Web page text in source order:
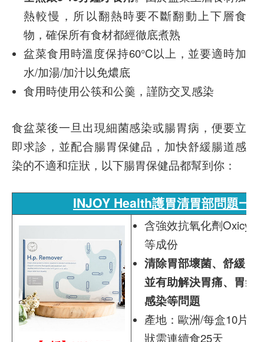
熱較慢，所以翻熱時要不斷翻動上下層食
物，確保所有食材都經徹底煮熟
盆菜食用時溫度保持60°C以上，並要適時加
水/加湯/加汁以免燶底
食用時使用公筷和公羹，謹防交叉感染
食盆菜後一旦出現細菌感染或腸胃病，便要立
即求診，並配合腸胃保健品，加快舒緩腸道感
染的不適和症狀，以下腸胃保健品都幫到你：
INJOY Health護胃清胃部問題一
含強效抗氧化劑
等成份
清除胃部壞菌、舒緩胃
並有助解決胃痛、胃氣
感染等問題
產地：歐洲/每盒10片
狀需連續食25天